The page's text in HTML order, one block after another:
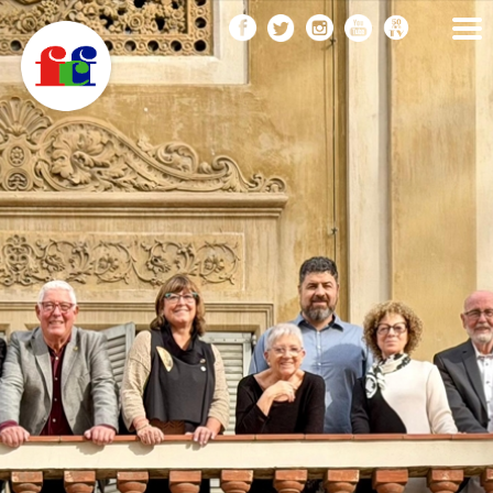
Vés
al
FEDERACIÓ CATALANA
DE FOTOGRAFIA
F
C
F